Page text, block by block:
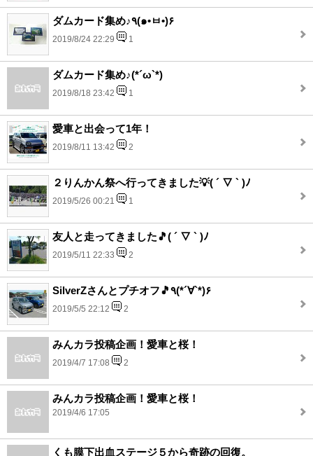
ダムカード集め♪٩(๑•ㅂ•)۶
2019/8/24 22:29 1
ダムカード集め♪(*´ω`*)
2019/8/18 23:42 1
愛車と出会って1年！
2019/8/11 13:42 2
２りんかん祭へ行ってきました💡( ´ ▽ ` )ﾉ
2019/5/26 00:21 1
友人と走ってきました🎵( ´ ▽ ` )ﾉ
2019/5/11 22:33 2
SilverZさんとプチオフ🎵٩(*´∀`*)۶
2019/5/5 22:12 2
みんカラ投稿企画！愛車と桜！
2019/4/7 17:08 2
みんカラ投稿企画！愛車と桜！
2019/4/6 17:05
くも膜下出血ステージ５から奇跡の回復。